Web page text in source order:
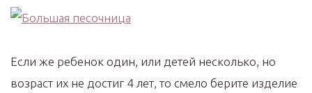
Если же ребенок один, или детей несколько, но
возраст их не достиг 4 лет, то смело берите изделие